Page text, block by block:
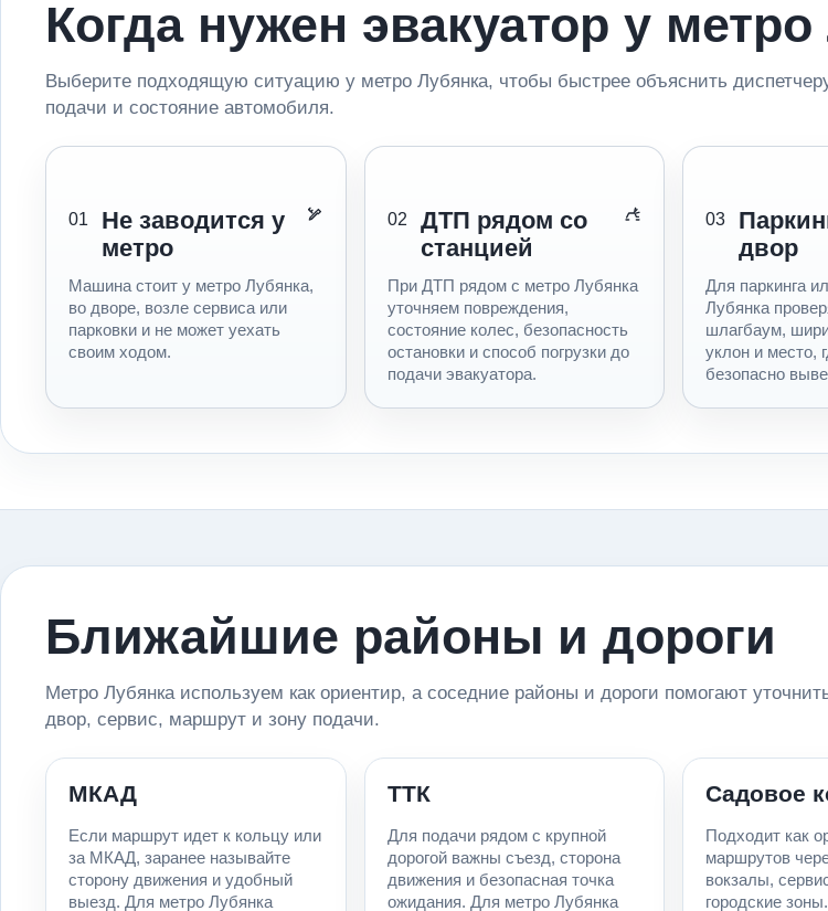
Когда нужен эвакуатор у
Выберите подходящую ситуацию у метро Лубянка, чтобы быстрее объяснить
подачи и состояние автомобиля.
01
Не заводится у
метро
Машина стоит у метро Лубянка,
во дворе, возле сервиса или
парковки и не может уехать
своим ходом.
02
ДТП рядом со
станцией
При ДТП рядом с метро Лубянка
уточняем повреждения,
состояние колес, безопасность
остановки и способ погрузки до
подачи эвакуатора.
03
двор
Для паркинга
Лубянка
шлагбаум,
уклон и место,
безопасно
Ближайшие районы и дороги
Метро Лубянка используем как ориентир, а соседние районы и дороги помогают
двор, сервис, маршрут и зону подачи.
МКАД
Если маршрут идет к кольцу или
за МКАД, заранее называйте
сторону движения и удобный
выезд. Для метро Лубянка
ТТК
Для подачи рядом с крупной
дорогой важны съезд, сторона
движения и безопасная точка
ожидания. Для метро Лубянка
Садовое
Подходит как
маршрутов
вокзалы,
городские